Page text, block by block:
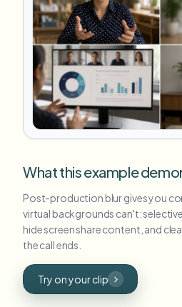
What this example
Post-production blur gives you
virtual backgrounds can't:
hide screen share content, and
the call ends.
Try on your clip